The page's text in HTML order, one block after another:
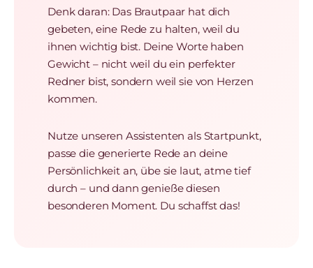
Denk daran: Das Brautpaar hat dich
gebeten, eine Rede zu halten, weil du
ihnen wichtig bist. Deine Worte haben
Gewicht – nicht weil du ein perfekter
Redner bist, sondern weil sie von Herzen
kommen.
Nutze unseren Assistenten als Startpunkt,
passe die generierte Rede an deine
Persönlichkeit an, übe sie laut, atme tief
durch – und dann genieße diesen
besonderen Moment. Du schaffst das!